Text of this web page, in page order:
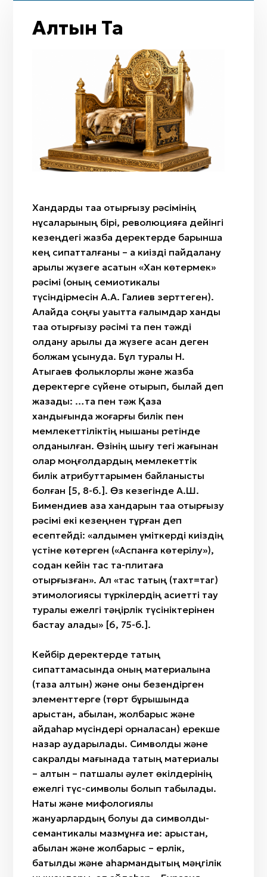
Алтын Тақ
Тулы кешендер (бунчук, ту)
Мөрлі жүзік
Қару-жарақ
Алтын Тақ
Хандарды таққа отырғызу рәсімінің
нұсқаларының бірі, революцияға дейінгі
кезеңдегі жазба деректерде барынша
кең сипатталғаны – ақ киізді пайдалану
арқылы жүзеге асатын «Хан көтермек»
рәсімі (оның семиотикалық
түсіндірмесін А.А. Галиев зерттеген).
Алайда соңғы уақытта ғалымдар ханды
таққа отырғызу рәсімі тақ пен тәжді
қолдану арқылы да жүзеге асқан деген
болжам ұсынуда. Бұл туралы Н.
Атыгаев фольклорлық және жазба
деректерге сүйене отырып, былай деп
жазады: …тақ пен тәж Қазақ
хандығында жоғарғы билік пен
мемлекеттіліктің нышаны ретінде
қолданылған. Өзінің шығу тегі жағынан
олар моңғолдардың мемлекеттік
билік атрибуттарымен байланысты
болған [5, 8-б.]. Өз кезегінде А.Ш.
Бимендиев қазақ хандарын таққа отырғызу
рәсімі екі кезеңнен тұрған деп
есептейді: «алдымен үміткерді киіздің
үстіне көтерген («Аспанға көтерілу»),
содан кейін тас тақ-плитаға
отырғызған». Ал «тас тақтың (тахт=таг)
этимологиясы түркілердің қасиетті тау
туралы ежелгі тәңірлік түсініктерінен
бастау алады» [6, 75-б.].
Кейбір деректерде тақтың
сипаттамасында оның материалына
(таза алтын) және оны безендірген
элементтерге (төрт бұрышында
арыстан, қабылан, жолбарыс және
айдаһар мүсіндері орналасқан) ерекше
назар аударылады. Символдық және
сакралдық мағынада тақтың материалы
– алтын – патшалық әулет өкілдерінің
ежелгі түс-символы болып табылады.
Нақты және мифологиялық
жануарлардың болуы да символдық-
семантикалық мазмұнға ие: арыстан,
қабылан және жолбарыс – ерлік,
батылдық және қаһармандықтың мәңгілік